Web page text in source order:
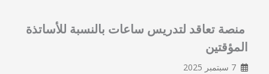
منصة تعاقد لتدريس ساعات بالنسبة للأساتذة
المؤقتين
7 سبتمبر 2025